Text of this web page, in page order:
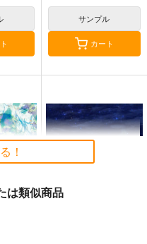
サンプル
カート
！
は類似商品